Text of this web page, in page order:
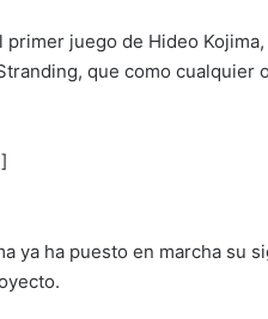
juego de Hideo
que como cualquier
ya ha puesto en marcha su